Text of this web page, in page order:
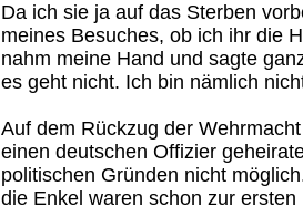
Da ich sie ja auf das Sterben
meines Besuches, ob ich ihr die
nahm meine Hand und sagte
es geht nicht. Ich bin nämlich
Auf dem Rückzug der
einen deutschen Offizier
politischen Gründen nicht
die Enkel waren schon zur